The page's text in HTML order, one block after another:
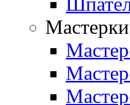
Мастерки